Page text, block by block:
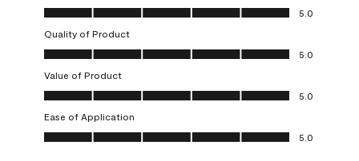
Overall Appearance, 5.0 out of 5
5.0
Quality of Product
Quality of Product, 5.0 out of 5
5.0
Value of Product
Value of Product, 5.0 out of 5
5.0
Ease of Application
Ease of Application, 5.0 out of 5
5.0